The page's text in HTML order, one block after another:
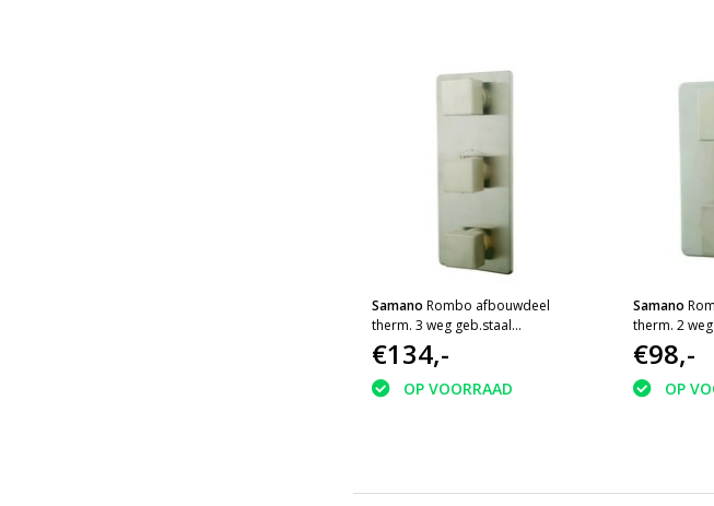
Samano Rombo afbouwdeel
therm. 3 weg geb.staal
Wiesbaden
€134,-
OP VOORRAAD
Samano
therm. 2
Wiesbaden
€98,-
OP